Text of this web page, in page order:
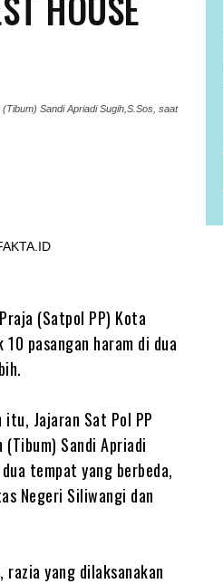
Sandi Apriadi Sugih,S.Sos, saat
(Satpol PP) Kota
pasangan haram di dua
itu, Jajaran Sat Pol PP
Sandi Apriadi
tempat yang berbeda,
Negeri Siliwangi dan
razia yang dilaksanakan